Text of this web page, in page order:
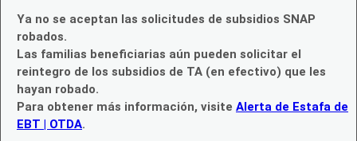
Ya no se aceptan las solicitudes de subsidios SNAP
robados.
Las familias beneficiarias aún pueden solicitar el
reintegro de los subsidios de TA (en efectivo) que les
hayan robado.
Para obtener más información, visite Alerta de Estafa de
EBT | OTDA.